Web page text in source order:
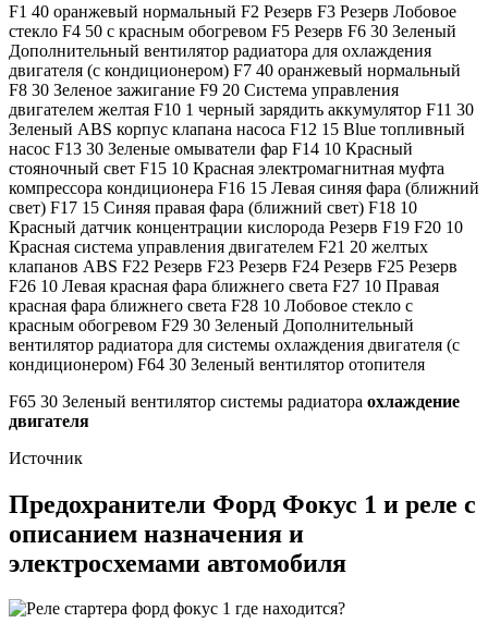
F1 40 оранжевый нормальный F2 Резерв F3 Резерв Лобовое
стекло F4 50 с красным обогревом F5 Резерв F6 30 Зеленый
Дополнительный вентилятор радиатора для охлаждения
двигателя (с кондиционером) F7 40 оранжевый нормальный
F8 30 Зеленое зажигание F9 20 Система управления
двигателем желтая F10 1 черный зарядить аккумулятор F11 30
Зеленый ABS корпус клапана насоса F12 15 Blue топливный
насос F13 30 Зеленые омыватели фар F14 10 Красный
стояночный свет F15 10 Красная электромагнитная муфта
компрессора кондиционера F16 15 Левая синяя фара (ближний
свет) F17 15 Синяя правая фара (ближний свет) F18 10
Красный датчик концентрации кислорода Резерв F19 F20 10
Красная система управления двигателем F21 20 желтых
клапанов ABS F22 Резерв F23 Резерв F24 Резерв F25 Резерв
F26 10 Левая красная фара ближнего света F27 10 Правая
красная фара ближнего света F28 10 Лобовое стекло с
красным обогревом F29 30 Зеленый Дополнительный
вентилятор радиатора для системы охлаждения двигателя (с
кондиционером) F64 30 Зеленый вентилятор отопителя
F65 30 Зеленый вентилятор системы радиатора охлаждение
двигателя
Источник
Предохранители Форд Фокус 1 и реле с
описанием назначения и
электросхемами автомобиля